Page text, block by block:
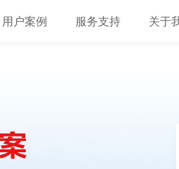
用户案例 服务支持 关于